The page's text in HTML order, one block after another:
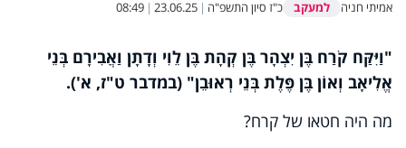
אמיתי חניה למעקב כ"ז סיון התשפ"ה |
23.06.25
|
08:49
"וַיִּקַּח קֹרַח בֶּן יִצְהָר בֶּן קְהָת בֶּן לֵוִי וְדָתָן וַאֲבִירָם בְּנֵי
אֱלִיאָב וְאוֹן בֶּן פֶּלֶת בְּנֵי רְאוּבֵן" (במדבר ט"ז, א').
מה היה חטאו של קרח?